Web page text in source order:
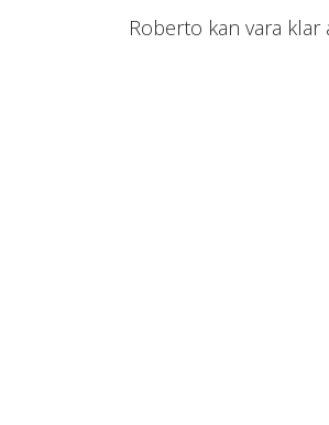
Roberto kan vara klar